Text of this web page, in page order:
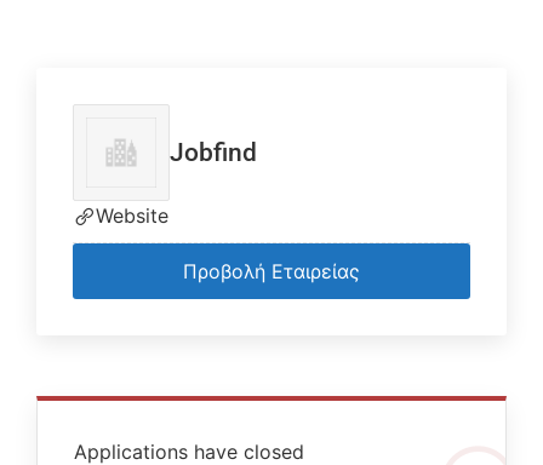
Applications have closed
Jobfind
Website
Προβολή Εταιρείας